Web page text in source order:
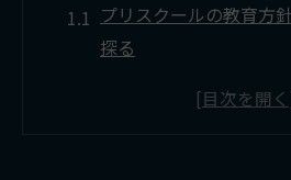
プリスクールの教育方
探る
家庭の生活リズムに合